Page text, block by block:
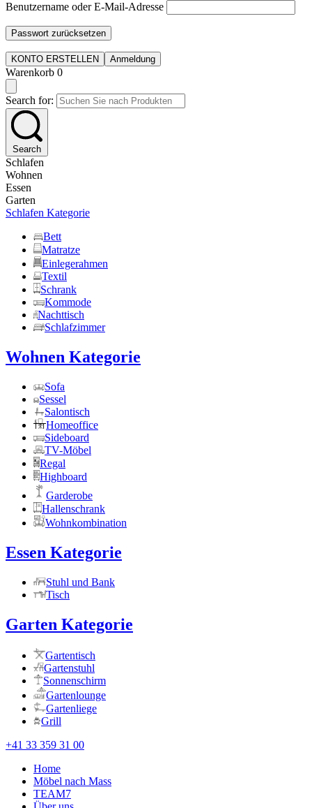
Benutzername oder E-Mail-Adresse
Passwort zurücksetzen
KONTO ERSTELLEN Anmeldung
Warenkorb 0
Search for:
Search
Schlafen
Wohnen
Essen
Garten
Schlafen Kategorie
Bett
Matratze
Einlegerahmen
Textil
Schrank
Kommode
Nachttisch
Schlafzimmer
Wohnen Kategorie
Sofa
Sessel
Salontisch
Homeoffice
Sideboard
TV-Möbel
Regal
Highboard
Garderobe
Hallenschrank
Wohnkombination
Essen Kategorie
Stuhl und Bank
Tisch
Garten Kategorie
Gartentisch
Gartenstuhl
Sonnenschirm
Gartenlounge
Gartenliege
Grill
+41 33 359 31 00
Home
Möbel nach Mass
TEAM7